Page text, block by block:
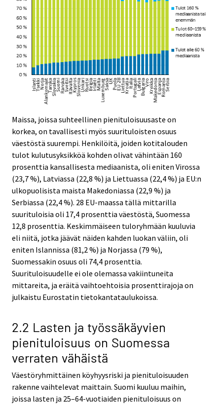
Maissa, joissa suhteellinen pienituloisuusaste on
korkea, on tavallisesti myös suurituloisten osuus
väestöstä suurempi. Henkilöitä, joiden kotitalouden
tulot kulutusyksikköä kohden olivat vähintään 160
prosenttia kansallisesta mediaanista, oli eniten Virossa
(23,7 %), Latviassa (22,8 %) ja Liettuassa (22,4 %) ja EU:n
ulkopuolisista maista Makedoniassa (22,9 %) ja
Serbiassa (22,4 %). 28 EU-maassa tällä mittarilla
suurituloisia oli 17,4 prosenttia väestöstä, Suomessa
12,8 prosenttia. Keskimmäiseen tuloryhmään kuuluvia
eli niitä, jotka jäävät näiden kahden luokan väliin, oli
eniten Islannissa (81,2 %) ja Norjassa (79 %),
Suomessakin osuus oli 74,4 prosenttia.
Suurituloisuudelle ei ole olemassa vakiintuneita
mittareita, ja eräitä vaihtoehtoisia prosenttirajoja on
julkaistu Eurostatin tietokantataulukoissa.
2.2 Lasten ja työssäkäyvien
pienituloisuus on Suomessa
verraten vähäistä
Väestöryhmittäinen köyhyysriski ja pienituloisuuden
rakenne vaihtelevat maittain. Suomi kuuluu maihin,
joissa lasten ja 25–64-vuotiaiden pienituloisuus on